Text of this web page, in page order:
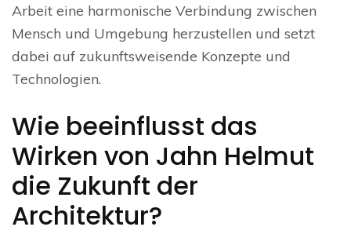
Arbeit eine harmonische Verbindung zwischen
Mensch und Umgebung herzustellen und setzt
dabei auf zukunftsweisende Konzepte und
Technologien.
Wie beeinflusst das
Wirken von Jahn Helmut
die Zukunft der
Architektur?